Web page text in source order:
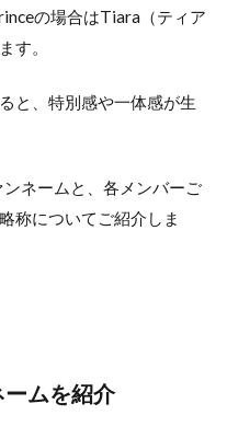
の場合はTiara（ティア
す。
と、特別感や一体感が生
ネームと、各メンバーご
称についてご紹介しま
ムを紹介